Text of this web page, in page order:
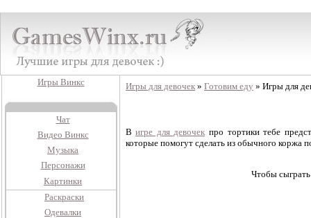
Игры Винкс
Чат
Видео Винкс
Музыка
Персонажи
Картинки
Раскраски
Одевалки
Игры для девочек » Готовим еду » Игры для
Вигре для девочек про тортики тебе
которые помогут сделать из обычного
Чтобы